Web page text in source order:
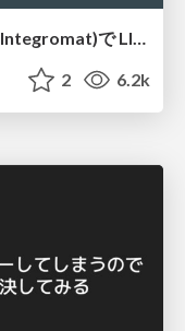
ノーコード界隈で話題の Make(旧Integromat)で LINE Botを作ろう！
2 6.2k